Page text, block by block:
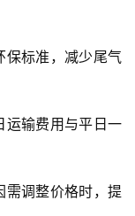
保标准，减少尾气
运输费用与平日一
需调整价格时，提